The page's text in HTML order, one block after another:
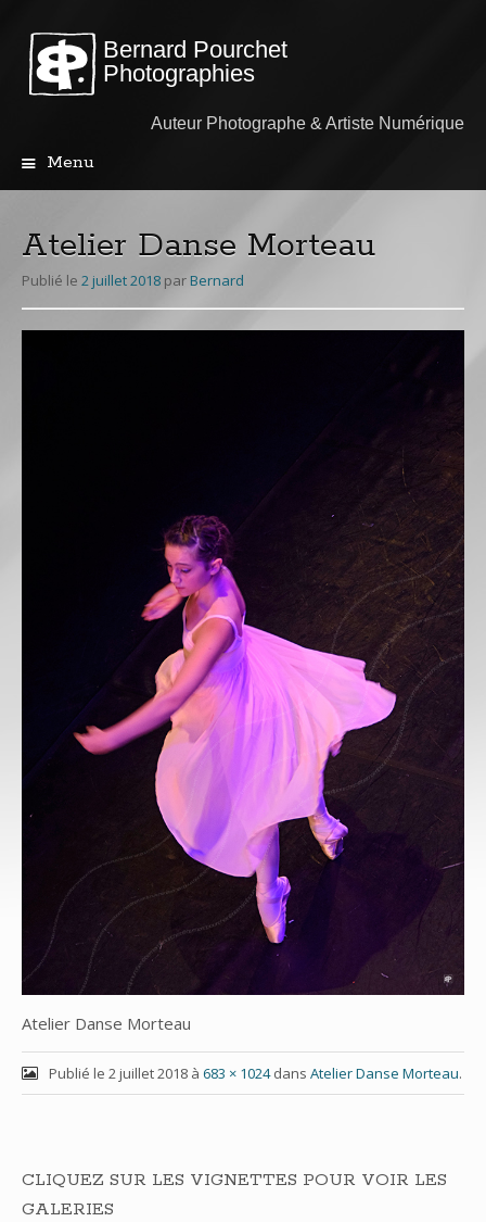
Bernard Pourchet
Photographies
Auteur Photographe & Artiste Numérique
Menu
principal
Atelier Danse Morteau
Publié le 2 juillet 2018 par Bernard
Atelier Danse Morteau
Publié le 2 juillet 2018à 683 × 1024dans Atelier Danse Morteau.
CLIQUEZ SUR LES VIGNETTES POUR VOIR LES
GALERIES